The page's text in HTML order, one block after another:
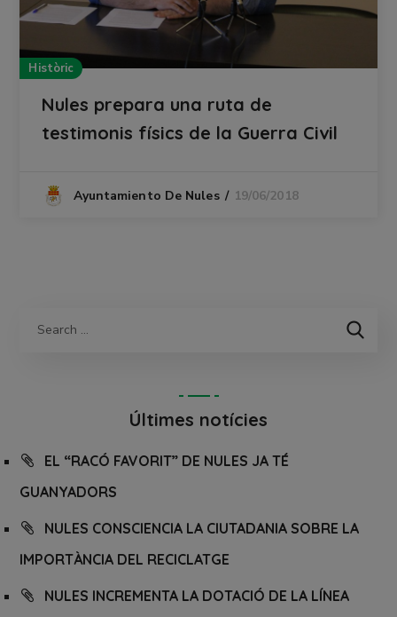
Històric
Nules prepara una ruta de
testimonis físics de la Guerra Civil
Ayuntamiento De Nules 19/06/2018
Últimes notícies
EL “RACÓ FAVORIT” DE NULES JA TÉ
GUANYADORS
NULES CONSCIENCIA LA CIUTADANIA SOBRE LA
IMPORTÀNCIA DEL RECICLATGE
NULES INCREMENTA LA DOTACIÓ DE LA LÍNEA